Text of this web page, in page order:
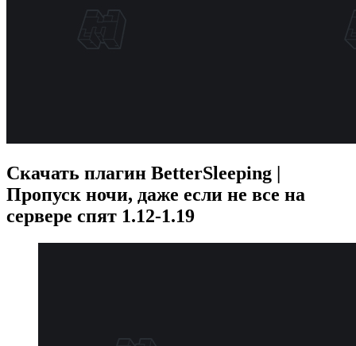
Скачать плагин BetterSleeping |
Пропуск ночи, даже если не все на
сервере спят 1.12-1.19